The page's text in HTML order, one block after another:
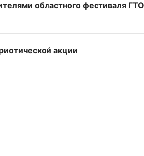
областного фестиваля ГТО
акции